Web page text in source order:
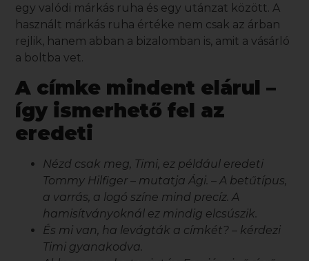
egy valódi márkás ruha és egy utánzat között. A
használt márkás ruha értéke nem csak az árban
rejlik, hanem abban a bizalomban is, amit a vásárló
a boltba vet.
A címke mindent elárul –
így ismerhető fel az
eredeti
Nézd csak meg, Timi, ez például eredeti
Tommy Hilfiger – mutatja Ági. – A betűtípus,
a varrás, a logó színe mind precíz. A
hamisítványoknál ez mindig elcsúszik.
És mi van, ha levágták a címkét? – kérdezi
Timi gyanakodva.